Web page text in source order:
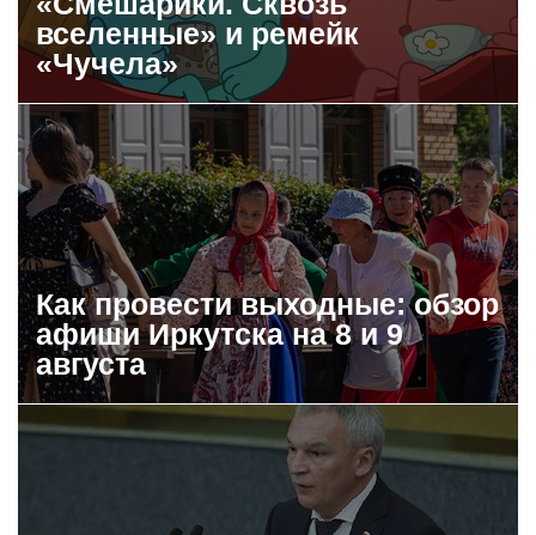
вселенные» и ремейк
«Чучела»
Как провести выходные: обзор
афиши Иркутска на 8 и 9
августа